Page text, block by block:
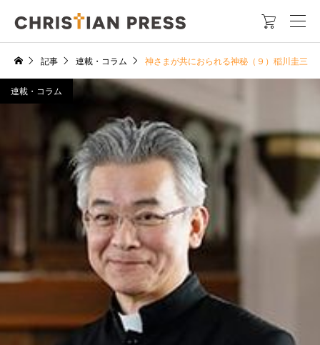

記事 連載・コラム 神さまが共におられる神秘（９）稲川圭三
連載・コラム